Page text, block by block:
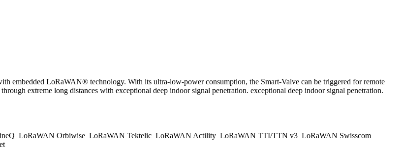
embedded LoRaWAN® technology. With its ultra-low-power consumption, the Smart-Valve can be triggered for remote
extreme long distances with exceptional deep indoor signal penetration. exceptional deep indoor signal penetration.
LoRaWAN Orbiwise LoRaWAN Tektelic LoRaWAN Actility LoRaWAN TTI/TTN v3 LoRaWAN Swisscom